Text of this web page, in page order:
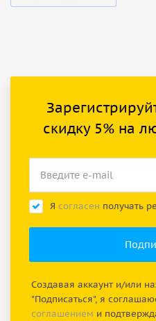
скидку 5% на
Я согласен получать
Создавая аккаунт и/или
"Подписаться", я
соглашением и